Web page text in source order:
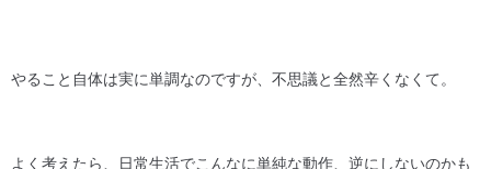
やること自体は実に単調なのですが、不思議と全然辛くなくて。
よく考えたら、日常生活でこんなに単純な動作、逆にしないのかも